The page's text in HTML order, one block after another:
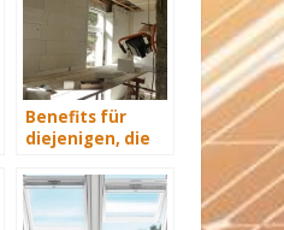
Benefits für
diejenigen, die
sanieren